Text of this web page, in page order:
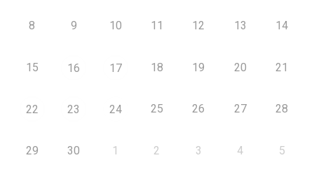
8 9 10 11 12 13 14
15 16 17 18 19 20 21
22 23 24 25 26 27 28
29 30 1 2 3 4 5